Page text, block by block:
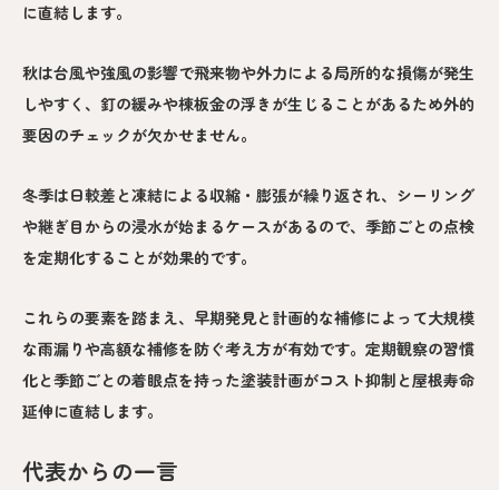
に直結します。
秋は台風や強風の影響で飛来物や外力による局所的な損傷が発生
しやすく、釘の緩みや棟板金の浮きが生じることがあるため外的
要因のチェックが欠かせません。
冬季は日較差と凍結による収縮・膨張が繰り返され、シーリング
や継ぎ目からの浸水が始まるケースがあるので、季節ごとの点検
を定期化することが効果的です。
これらの要素を踏まえ、早期発見と計画的な補修によって大規模
な雨漏りや高額な補修を防ぐ考え方が有効です。定期観察の習慣
化と季節ごとの着眼点を持った塗装計画がコスト抑制と屋根寿命
延伸に直結します。
代表からの一言